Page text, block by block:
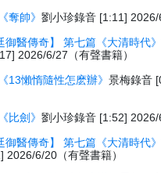
奪帥》劉小珍錄音 [1:11] 2026/
御醫傳奇】 第七篇《大清時代
2026/6/27（有聲書籍）
13懶惰隨性怎麽辦》景梅錄音
比劍》劉小珍錄音 [1:52] 2026/
御醫傳奇】 第七篇《大清時代
2026/6/20（有聲書籍）